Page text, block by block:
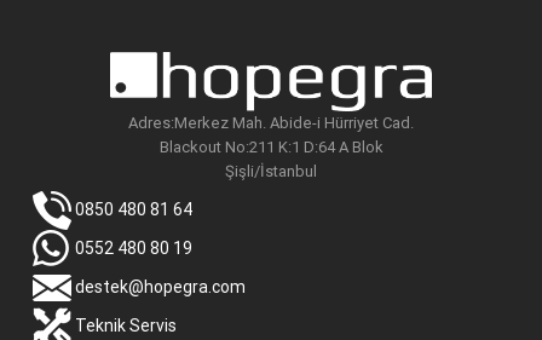
Adres:Merkez Mah. Abide-i Hürriyet Cad.
Blackout No:211 K:1 D:64 A Blok
Şişli/İstanbul
0850 480 81 64
0552 480 80 19
destek@hopegra.com
Teknik Servis